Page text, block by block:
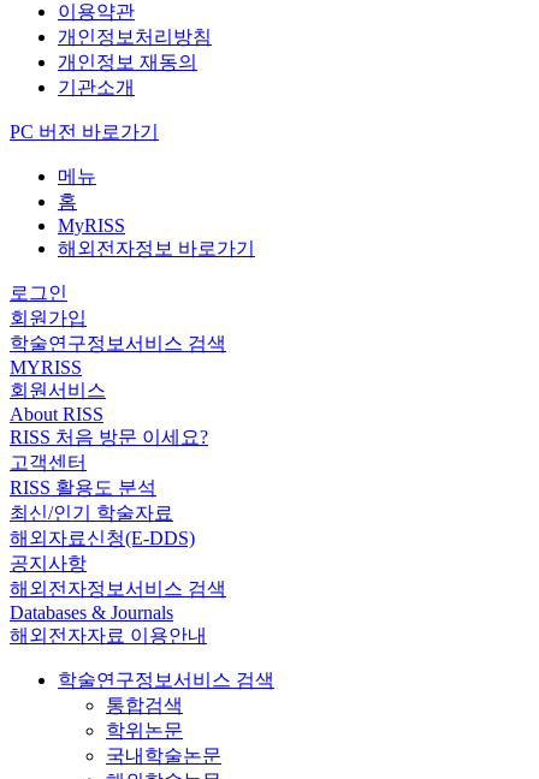
이용약관
개인정보처리방침
개인정보 재동의
기관소개
PC 버전 바로가기
메뉴
홈
MyRISS
해외전자정보 바로가기
로그인
회원가입
학술연구정보서비스 검색
MYRISS
회원서비스
About RISS
RISS 처음 방문 이세요?
고객센터
RISS 활용도 분석
최신/인기 학술자료
해외자료신청(E-DDS)
공지사항
해외전자정보서비스 검색
Databases & Journals
해외전자자료 이용안내
학술연구정보서비스 검색
통합검색
학위논문
국내학술논문